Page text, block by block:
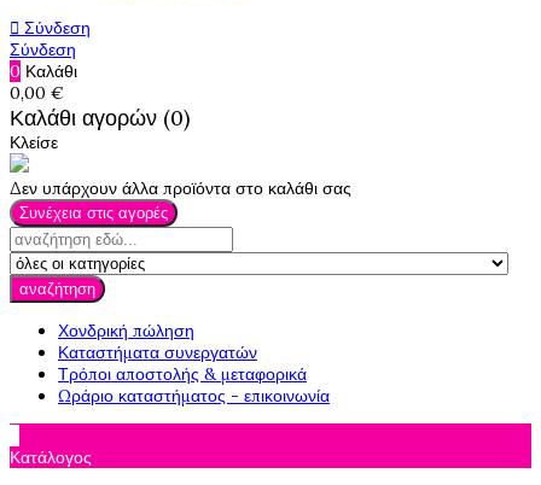
 Σύνδεση
Σύνδεση
0 Καλάθι
0,00 €
Καλάθι αγορών (0)
Κλείσε
Δεν υπάρχουν άλλα προϊόντα στο καλάθι σας
Συνέχεια στις αγορές
αναζήτηση
Χονδρική πώληση
Καταστήματα συνεργατών
Τρόποι αποστολής & μεταφορικά
Ωράριο καταστήματος - επικοινωνία
Κατάλογος